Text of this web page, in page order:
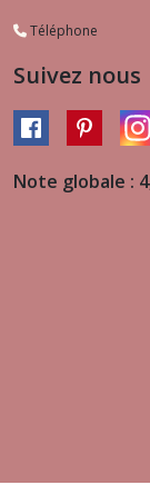
Téléphone
Suivez nous
Note globale :